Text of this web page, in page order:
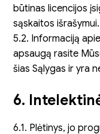
būtinas licencijos
sąskaitos išrašymui.
5.2. Informaciją
apsaugą rasite
šias Sąlygas ir yra
6.
6.1. Plėtinys, jo